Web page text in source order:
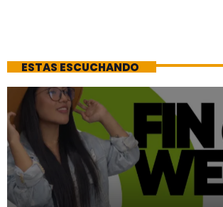
ESTAS ESCUCHANDO